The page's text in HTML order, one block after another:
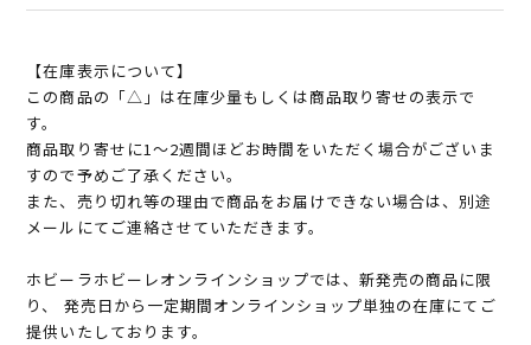
【在庫表示について】
この商品の「△」は在庫少量もしくは商品取り寄せの表示で
す。
商品取り寄せに1～2週間ほどお時間をいただく場合がございま
すので予めご了承ください。
また、売り切れ等の理由で商品をお届けできない場合は、別途
メールにてご連絡させていただきます。
ホビーラホビーレオンラインショップでは、新発売の商品に限
り、 発売日から一定期間オンラインショップ単独の在庫にてご
提供いたしております。